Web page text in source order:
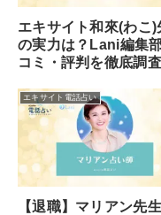
エキサイト和來(わこ)
の実力は？Lani編集
コミ・評判を徹底調
を分析
エキサイト電話占い
【退職】マリアン先